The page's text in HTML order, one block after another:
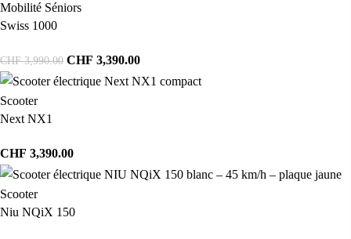
Mobilité Séniors
Swiss 1000
CHF3,990.00 CHF 3,390.00
Scooter
Next NX1
CHF 3,390.00
Scooter
Niu NQiX 150